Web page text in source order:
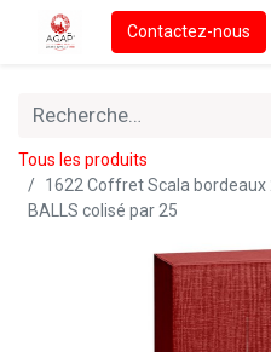
Contactez-nous
Tous les produits
1622 Coffret Scala
BALLS colisé par 25